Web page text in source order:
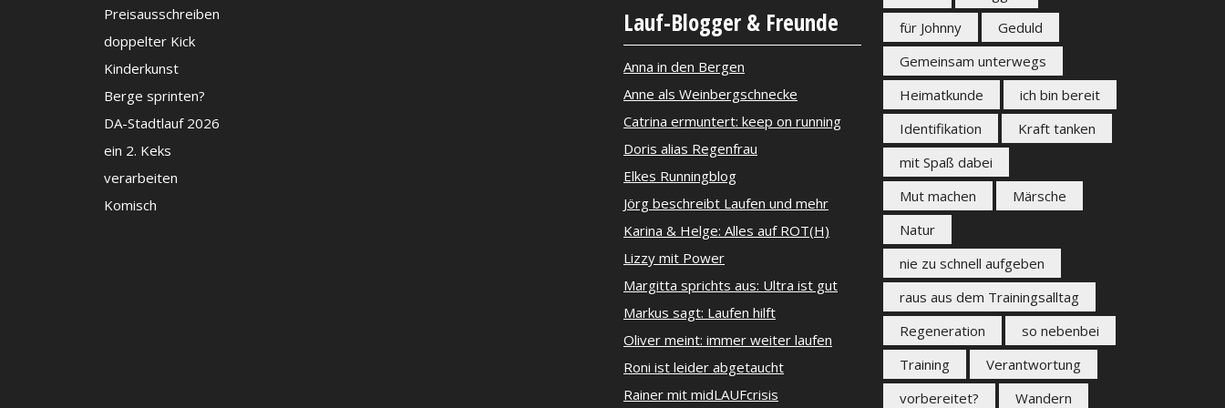
Preisausschreiben
doppelter Kick
Kinderkunst
Berge sprinten?
DA-Stadtlauf 2026
ein 2. Keks
verarbeiten
Komisch
Lauf-Blogger & Freunde
Anna in den Bergen
Anne als Weinbergschnecke
Catrina ermuntert: keep on running
Doris alias Regenfrau
Elkes Runningblog
Jörg beschreibt Laufen und mehr
Karina & Helge: Alles auf ROT(H)
Lizzy mit Power
Margitta sprichts aus: Ultra ist gut
Markus sagt: Laufen hilft
Oliver meint: immer weiter laufen
Roni ist leider abgetaucht
Rainer mit midLAUFcrisis
für Johnny
Geduld
Gemeinsam unterwegs
Heimatkunde
ich bin bereit
Identifikation
Kraft tanken
mit Spaß dabei
Mut machen
Märsche
Natur
nie zu schnell aufgeben
raus aus dem Trainingsalltag
Regeneration
so nebenbei
Training
Verantwortung
vorbereitet?
Wandern